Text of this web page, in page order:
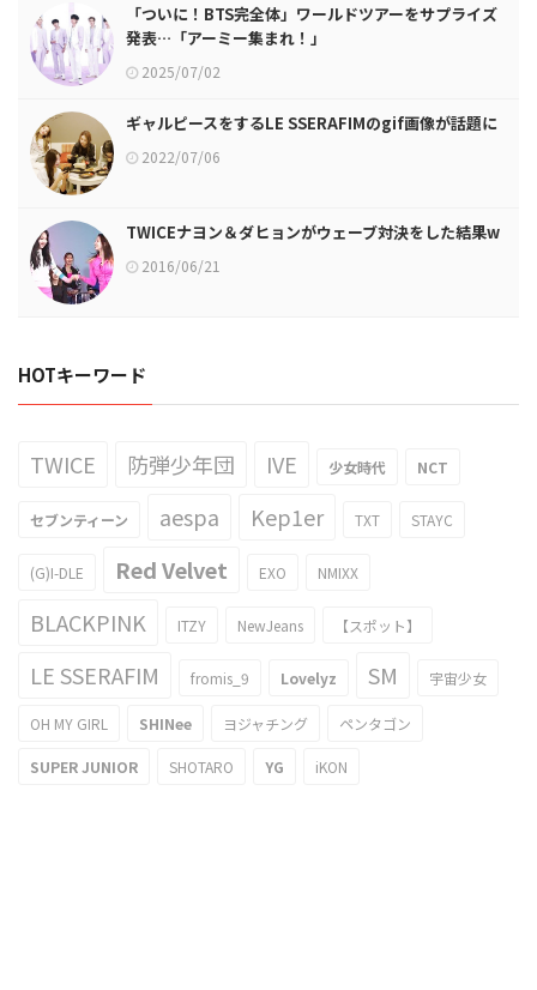
「ついに！BTS完全体」ワールドツアーをサプライズ
発表…「アーミー集まれ！」
2025/07/02
ギャルピースをするLE SSERAFIMのgif画像が話題に
2022/07/06
TWICEナヨン＆ダヒョンがウェーブ対決をした結果w
2016/06/21
HOTキーワード
TWICE 防弾少年団 IVE 少女時代 NCT
セブンティーン aespa Kep1er TXT STAYC
(G)I-DLE Red Velvet EXO NMIXX
BLACKPINK ITZY NewJeans 【スポット】
LE SSERAFIM fromis_9 Lovelyz SM 宇宙少女
OH MY GIRL SHINee ヨジャチング ペンタゴン
SUPER JUNIOR SHOTARO YG iKON